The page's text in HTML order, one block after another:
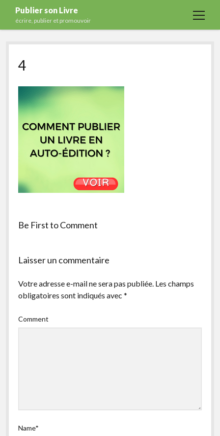
Publier son Livre
écrire, publier et promouvoir
open
Accueil
Formations
Blog
Auto-édition
Maisons d’édition
Ecriture
A propos
facebookinstagramyoutubeemail-
4
Be First to Comment
Laisser un commentaire
Votre adresse e-mail ne sera pas publiée. Les champs
obligatoires sont indiqués avec *
Comment
Name*